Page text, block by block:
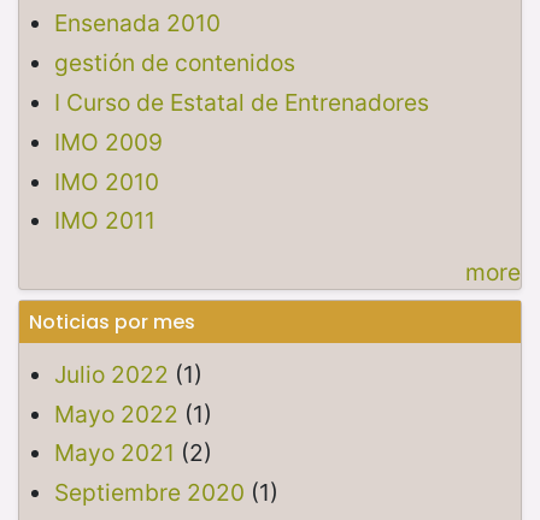
Ensenada 2010
gestión de contenidos
I Curso de Estatal de Entrenadores
IMO 2009
IMO 2010
IMO 2011
more
Noticias por mes
Julio 2022 (1)
Mayo 2022 (1)
Mayo 2021 (2)
Septiembre 2020 (1)